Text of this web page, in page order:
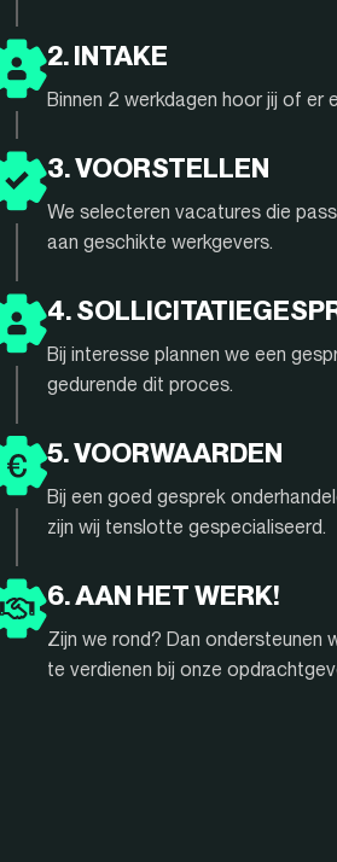
2. INTAKE
Binnen 2 werkdagen hoor jij of er
3. VOORSTELLEN
We selecteren vacatures die
aan geschikte werkgevers.
4.
Bij interesse plannen we een
gedurende dit proces.
5. VOORWAARDEN
Bij een goed gesprek
zijn wij tenslotte gespecialiseerd.
6. AAN HET WERK!
Zijn we rond? Dan ondersteunen
te verdienen bij onze